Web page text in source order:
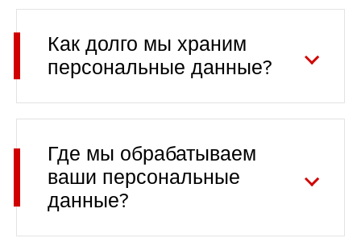
Как долго мы храним
персональные данные?
Где мы обрабатываем
ваши персональные
данные?